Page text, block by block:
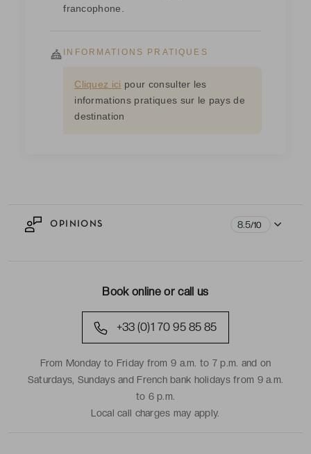
francophone.
INFORMATIONS PRATIQUES
Cliquez ici pour consulter les
informations pratiques sur le pays de
destination
OPINIONS 8.5/10
Book online or call us
+33 (0)1 70 95 85 85
From Monday to Friday from 9 a.m. to 7 p.m. and on
Saturdays, Sundays and French bank holidays from 9 a.m.
to 6 p.m.
Local call charges may apply.